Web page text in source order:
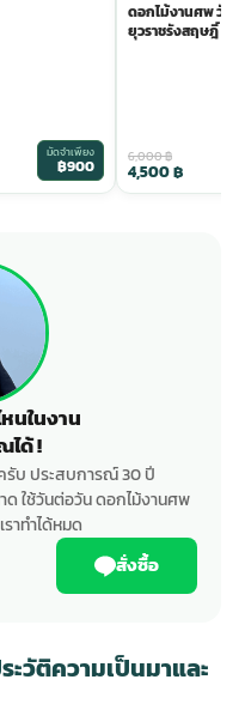
มัดจำเพียง
฿900
ดอกไม้งานศพ วัดม
ยุวราชรังสฤษฎิ์
6,000฿
4,500฿
นในงาน
ได้ !
รับ ประสบการณ์ 30 ปี
ใช้วันต่อวัน ดอกไม้งานศพ
าทำได้หมด
สั่งซื้อ
วัติความเป็นมาและ